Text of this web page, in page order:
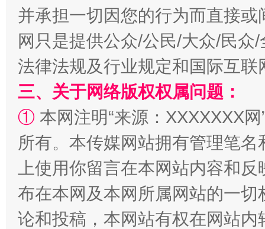
国家大学科技园优化重塑工作
并承担一切因您的行为而直接
网只是提供公众/公民/大众/民
法律法规及行业规定和国际互
三、关于网络版权权属问题：
① 本网注明“来源：XXXXXXX
所有。本传媒网站拥有管理笔
上使用你留言在本网站内容和
布在本网及本网所属网站的一
论和投稿，本网站有权在网站